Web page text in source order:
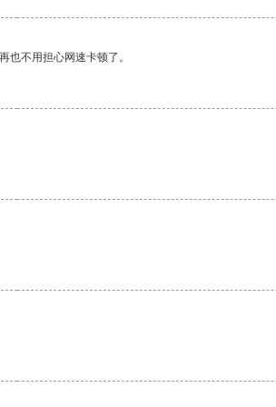
也不用担心网速卡顿了。